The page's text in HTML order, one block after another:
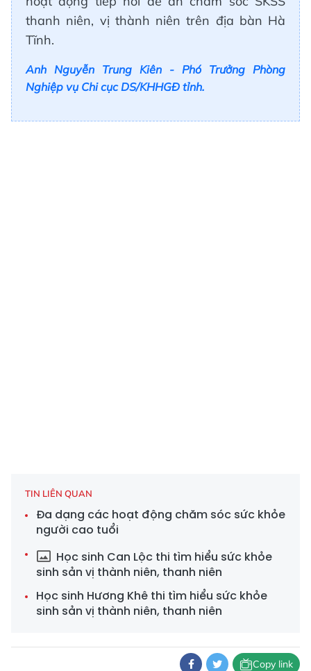
thanh niên, vị thành niên trên địa bàn Hà
Tĩnh.
Anh Nguyễn Trung Kiên - Phó Trưởng Phòng
Nghiệp vụ Chi cục DS/KHHGĐ tỉnh.
TIN LIÊN QUAN
Đa dạng các hoạt động chăm sóc sức khỏe
người cao tuổi
Học sinh Can Lộc thi tìm hiểu sức khỏe
sinh sản vị thành niên, thanh niên
Học sinh Hương Khê thi tìm hiểu sức khỏe
sinh sản vị thành niên, thanh niên
Copy link